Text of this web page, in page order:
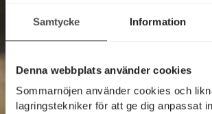
Samtycke Information
Denna webbplats använder cookies
Sommarnöjen använder cookies och
lagringstekniker för att ge dig anpassat